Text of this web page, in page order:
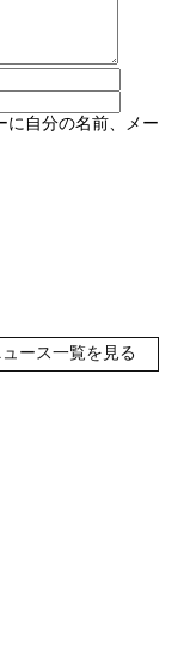
に自分の名前、メー
ュース一覧を見る